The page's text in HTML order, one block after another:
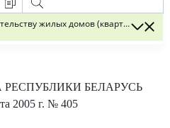
жилых домов (квартир) в
РЕСПУБЛИКИ БЕЛАРУСЬ
2005 г. № 405